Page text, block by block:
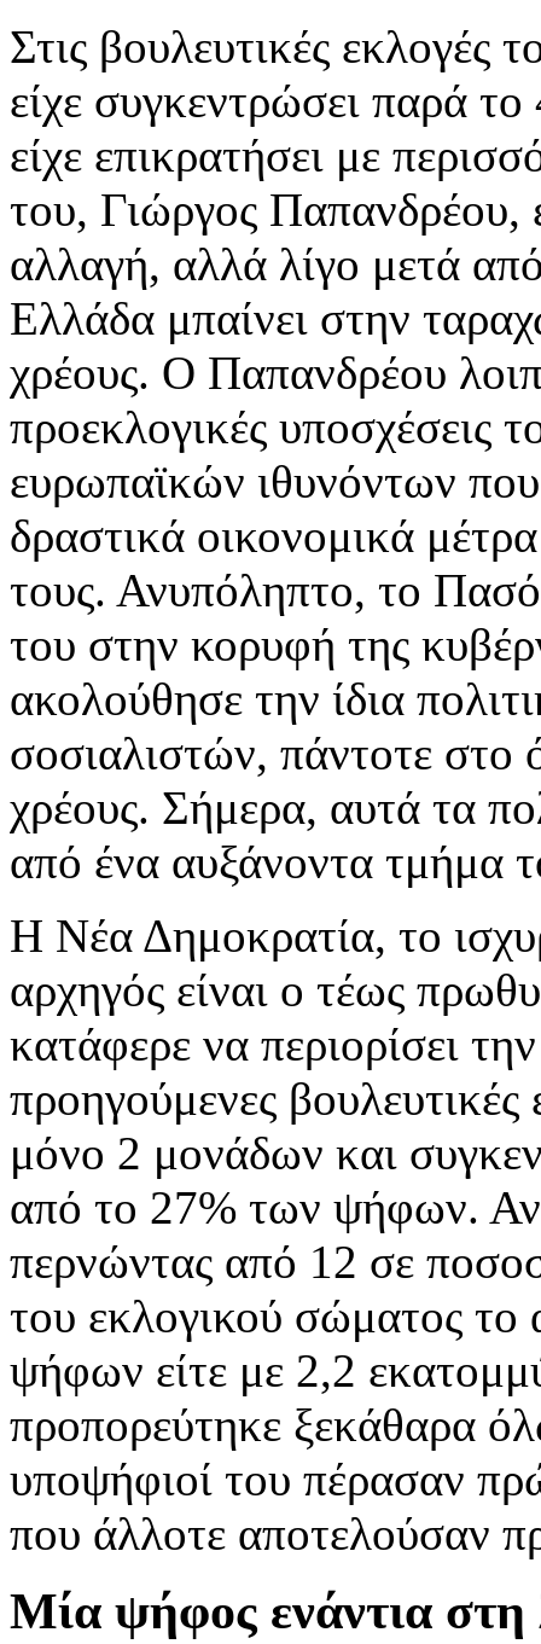
Στις βουλευτικές εκλογές
είχε συγκεντρώσει παρά
είχε επικρατήσει με
του, Γιώργος Παπανδρέου,
αλλαγή, αλλά λίγο μετά
Ελλάδα μπαίνει στην
χρέους. Ο Παπανδρέου
προεκλογικές υποσχέσεις
ευρωπαϊκών ιθυνόντων
δραστικά οικονομικά
τους. Ανυπόληπτο, το
του στην κορυφή της
ακολούθησε την ίδια
σοσιαλιστών, πάντοτε
χρέους. Σήμερα, αυτά τα
από ένα αυξάνοντα τμήμα
Η Νέα Δημοκρατία, το
αρχηγός είναι ο τέως
κατάφερε να περιορίσει
προηγούμενες
μόνο 2 μονάδων και
από το 27% των ψήφων.
περνώντας από 12 σε
του εκλογικού σώματος
ψήφων είτε με 2,2
προπορεύτηκε ξεκάθαρα
υποψήφιοί του πέρασαν
που άλλοτε αποτελούσαν
Μία ψήφος ενάντια στη